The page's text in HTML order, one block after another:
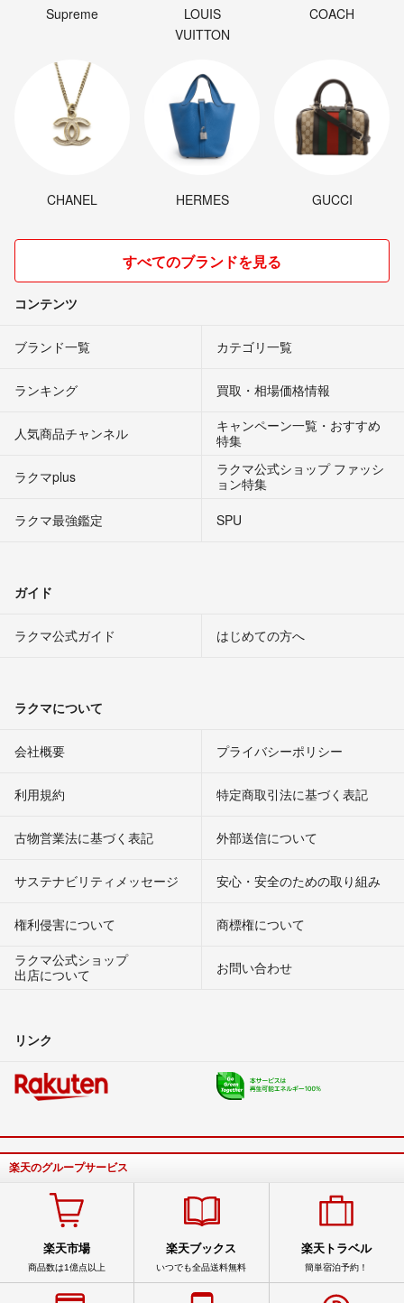
Supreme
LOUIS
VUITTON
COACH
CHANEL HERMES GUCCI
すべてのブランドを見る
コンテンツ
ブランド一覧 カテゴリ一覧
ランキング 買取・相場価格情報
人気商品チャンネル
キャンペーン一覧・おすすめ
特集
ラクマplus
ラクマ公式ショップ ファッシ
ョン特集
ラクマ最強鑑定
SPU
ガイド
ラクマ公式ガイド はじめての方へ
ラクマについて
会社概要 プライバシーポリシー
利用規約 特定商取引法に基づく表記
古物営業法に基づく表記 外部送信について
サステナビリティメッセージ 安心・安全のための取り組み
権利侵害について
商標権について
ラクマ公式ショップ
出店について
お問い合わせ
リンク
楽天のグループサービス
楽天市場
商品数は1億点以上
楽天ブックス
いつでも全品送料無料
楽天トラベル
簡単宿泊予約！